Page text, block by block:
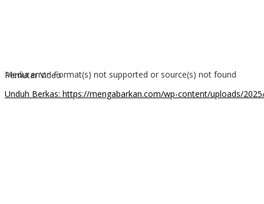
Media error: Format(s) not supported or source(s) not found
Unduh Berkas: https://mengabarkan.com/wp-content/uploads/
Pemutar Video